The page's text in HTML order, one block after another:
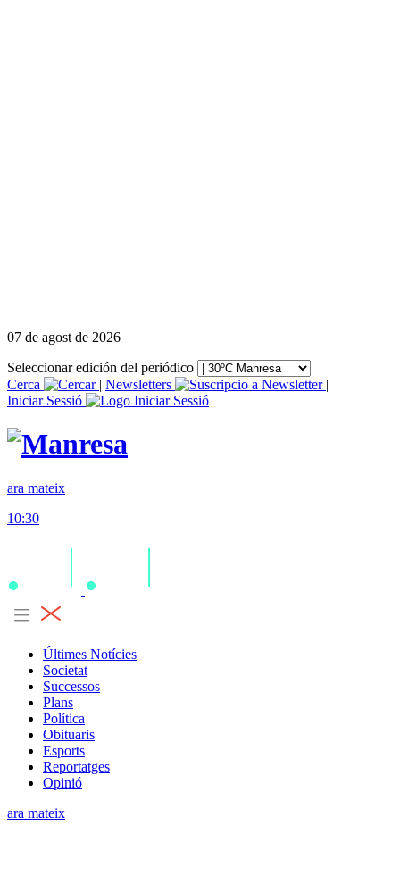
07 de agost de 2026
Seleccionar edición del periódico
Cerca
| Newsletters
|
Iniciar Sessió
ara mateix
10:30
Últimes Notícies
Societat
Successos
Plans
Política
Obituaris
Esports
Reportatges
Opinió
ara mateix